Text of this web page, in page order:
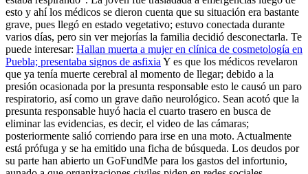
esto y ahí los médicos se dieron cuenta que su situación era bastante
grave, pues llegó en estado vegetativo; estuvo conectada durante
varios días, pero sin ver mejorías la familia decidió desconectarla. Te
puede interesar: Hallan muerta a mujer en clínica de cosmetología en
Puebla; presentaba signos de asfixia Y es que los médicos revelaron
que ya tenía muerte cerebral al momento de llegar; debido a la
presión ocasionada por la presunta responsable esto le causó un paro
respiratorio, así como un grave daño neurológico. Sean acotó que la
presunta responsable huyó hacia el cuarto trasero en busca de
eliminar las evidencias, es decir, el video de las cámaras;
posteriormente salió corriendo para irse en una moto. Actualmente
está prófuga y se ha emitido una ficha de búsqueda. Los deudos por
su parte han abierto un GoFundMe para los gastos del infortunio,